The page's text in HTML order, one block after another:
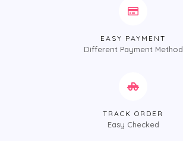
EASY PAYMENT
Different Payment Method
TRACK ORDER
Easy Checked